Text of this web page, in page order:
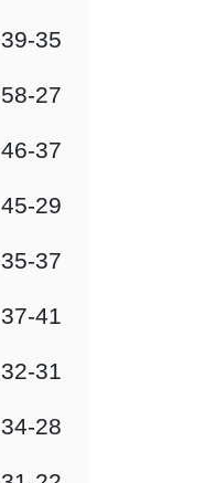
39-35
58-27
46-37
45-29
35-37
37-41
32-31
34-28